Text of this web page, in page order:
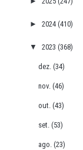
► 2024 (410)
▼ 2023 (368)
dez.(34)
nov.(46)
out.(43)
set.(53)
ago.(23)